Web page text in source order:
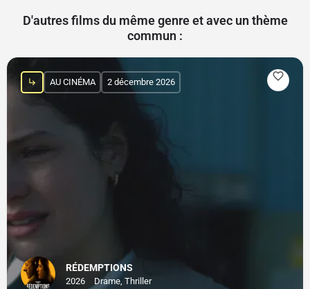
D'autres films du même genre et avec un thème
commun :
RÉDEMPTIONS
2026 Drame, Thriller
AU CINÉMA 2 décembre 2026